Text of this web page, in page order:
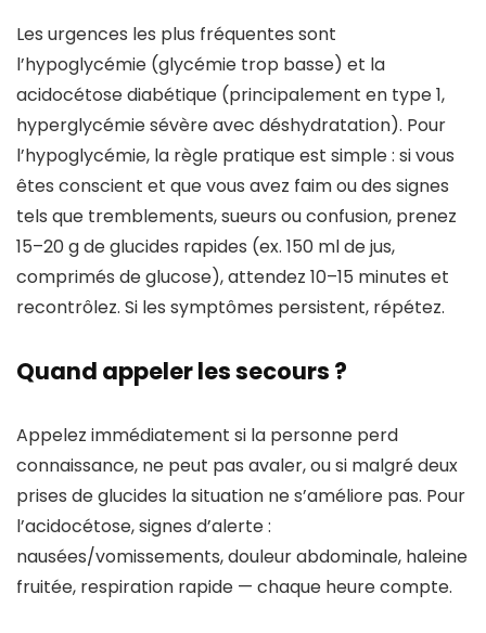
Les urgences les plus fréquentes sont
l’hypoglycémie (glycémie trop basse) et la
acidocétose diabétique (principalement en type 1,
hyperglycémie sévère avec déshydratation). Pour
l’hypoglycémie, la règle pratique est simple : si vous
êtes conscient et que vous avez faim ou des signes
tels que tremblements, sueurs ou confusion, prenez
15–20 g de glucides rapides (ex. 150 ml de jus,
comprimés de glucose), attendez 10–15 minutes et
recontrôlez. Si les symptômes persistent, répétez.
Quand appeler les secours ?
Appelez immédiatement si la personne perd
connaissance, ne peut pas avaler, ou si malgré deux
prises de glucides la situation ne s’améliore pas. Pour
l’acidocétose, signes d’alerte :
nausées/vomissements, douleur abdominale, haleine
fruitée, respiration rapide — chaque heure compte.